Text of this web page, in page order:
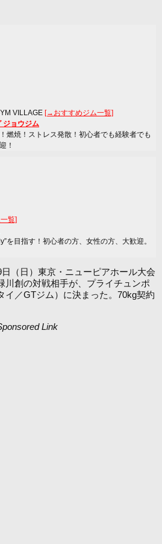
VILLAGE [→おすすめジム一覧]
ジョウジム
燃焼！ストレス発散！初心者でも経験者でも
！
覧]
を目指す！初心者の方、女性の方、大歓迎。
（日）東京・ニューピアホール大会
川創の対戦相手が、プライチュンポ
イ／GTジム）に決まった。70kg契約
Link